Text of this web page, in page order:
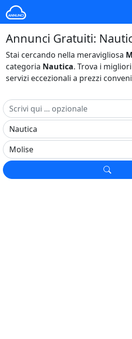
Annunci Gratuiti:
Stai cercando nella meravigliosa
categoria Nautica. Trova i
servizi eccezionali a prezzi